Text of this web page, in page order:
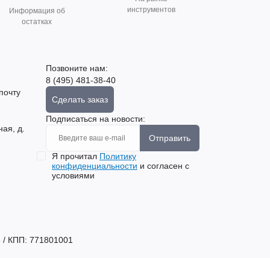
Информация об
остатках
инструментов
д.
Позвоните нам:
8 (495) 481-38-40
Сделать заказ
Подписаться на новости:
Отправить
Я прочитал Политику
конфиденциальности и согласен с
условиями
КПП: 771801001